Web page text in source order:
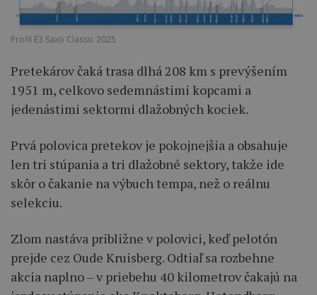
Profil E3 Saxo Classic 2025
Pretekárov čaká trasa dlhá 208 km s prevýšením
1951 m, celkovo sedemnástimi kopcami a
jedenástimi sektormi dlažobných kociek.
Prvá polovica pretekov je pokojnejšia a obsahuje
len tri stúpania a tri dlažobné sektory, takže ide
skôr o čakanie na výbuch tempa, než o reálnu
selekciu.
Zlom nastáva približne v polovici, keď pelotón
prejde cez Oude Kruisberg. Odtiaľ sa rozbehne
akcia naplno – v priebehu 40 kilometrov čakajú na